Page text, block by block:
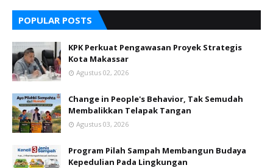
POPULAR POSTS
KPK Perkuat Pengawasan Proyek Strategis
Kota Makassar
Agustus 02, 2026
Change in People's Behavior, Tak Semudah
Membalikkan Telapak Tangan
Agustus 03, 2026
Program Pilah Sampah Membangun Budaya
Kepedulian Pada Lingkungan